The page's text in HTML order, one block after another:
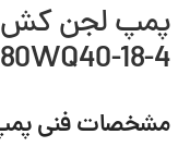
80WQ40-18-4